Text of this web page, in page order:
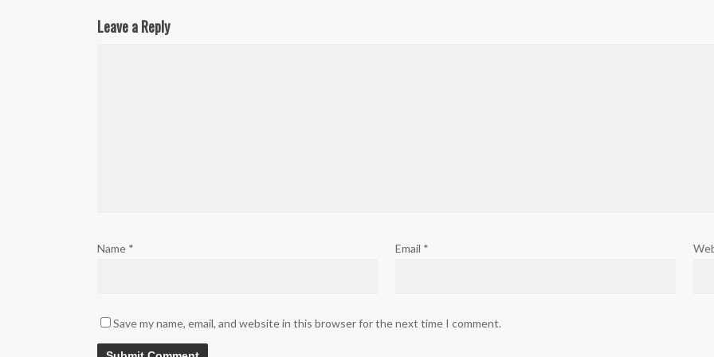
Leave a Reply
Name * Email *
Save my name, email, and website in this browser for the next time I comment.